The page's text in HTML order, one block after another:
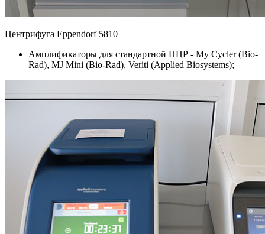
Центрифуга Eppendorf 5810
Амплификаторы для стандартной ПЦР - My Cycler (Bio-
Rad), MJ Mini (Bio-Rad), Veriti (Аpplied Biosystems);